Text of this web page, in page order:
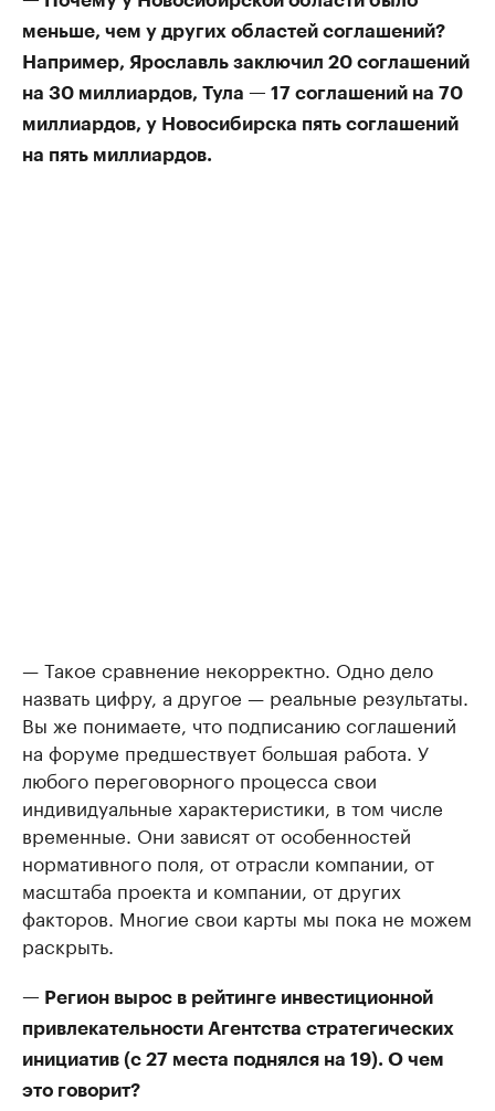
меньше, чем у других областей соглашений?
Например, Ярославль заключил 20 соглашений
на 30 миллиардов, Тула — 17 соглашений на 70
миллиардов, у Новосибирска пять соглашений
на пять миллиардов.
— Такое сравнение некорректно. Одно дело
назвать цифру, а другое — реальные результаты.
Вы же понимаете, что подписанию соглашений
на форуме предшествует большая работа. У
любого переговорного процесса свои
индивидуальные характеристики, в том числе
временные. Они зависят от особенностей
нормативного поля, от отрасли компании, от
масштаба проекта и компании, от других
факторов. Многие свои карты мы пока не можем
раскрыть.
— Регион вырос в рейтинге инвестиционной
привлекательности Агентства стратегических
инициатив (с 27 места поднялся на 19). О чем
это говорит?